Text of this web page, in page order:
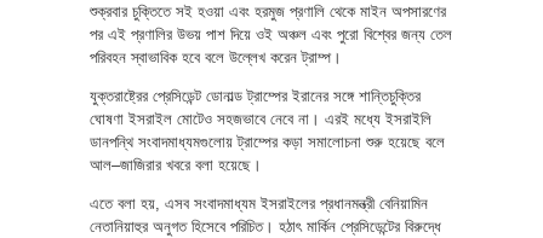
শুক্রবার চুক্তিতে সই হওয়া এবং হরমুজ প্রণালি থেকে মাইন অপসারণের
পর এই প্রণালির উভয় পাশ দিয়ে ওই অঞ্চল এবং পুরো বিশ্বের জন্য তেল
পরিবহন স্বাভাবিক হবে বলে উল্লেখ করেন ট্রাম্প।
যুক্তরাষ্ট্রের প্রেসিডেন্ট ডোনাল্ড ট্রাম্পের ইরানের সঙ্গে শান্তিচুক্তির
ঘোষণা ইসরাইল মোটেও সহজভাবে নেবে না। এরই মধ্যে ইসরাইলি
ডানপন্থি সংবাদমাধ্যমগুলোয় ট্রাম্পের কড়া সমালোচনা শুরু হয়েছে বলে
আল–জাজিরার খবরে বলা হয়েছে।
এতে বলা হয়, এসব সংবাদমাধ্যম ইসরাইলের প্রধানমন্ত্রী বেনিয়ামিন
নেতানিয়াহুর অনুগত হিসেবে পরিচিত। হঠাৎ মার্কিন প্রেসিডেন্টের বিরুদ্ধে